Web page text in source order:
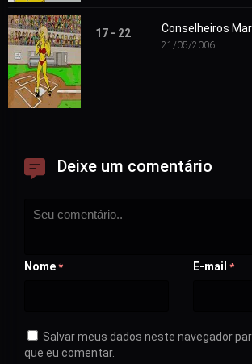
17 - 22 Conselheiros
21/05/2006
Deixe um comentário
Nome * E-mail *
Salvar meus dados neste navegador
que eu comentar.